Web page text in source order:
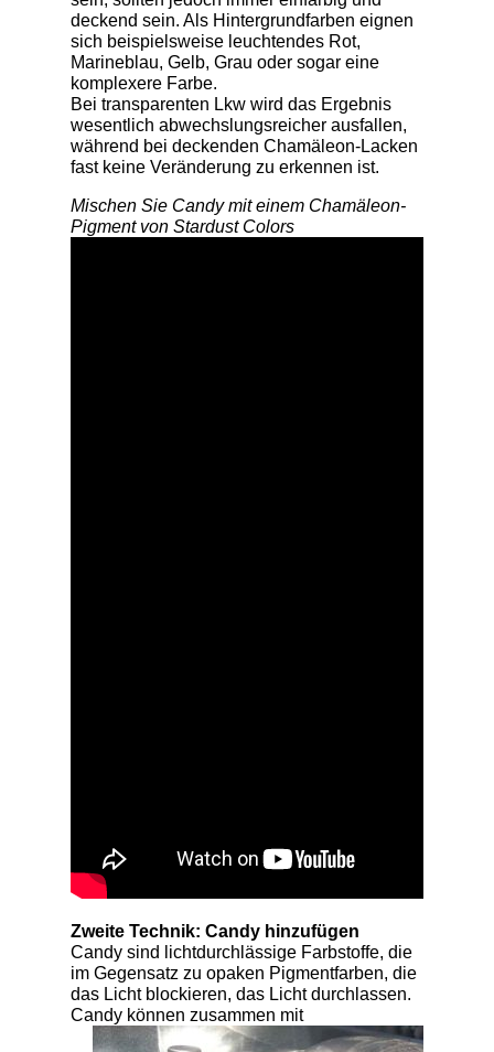
deckend sein. Als Hintergrundfarben eignen
sich beispielsweise leuchtendes Rot,
Marineblau, Gelb, Grau oder sogar eine
komplexere Farbe.
Bei transparenten Lkw wird das Ergebnis
wesentlich abwechslungsreicher ausfallen,
während bei deckenden Chamäleon-Lacken
fast keine Veränderung zu erkennen ist.
Mischen Sie Candy mit einem Chamäleon-
Pigment von Stardust Colors
Zweite Technik: Candy hinzufügen
Candy sind lichtdurchlässige Farbstoffe, die
im Gegensatz zu opaken Pigmentfarben, die
das Licht blockieren, das Licht durchlassen.
Candy können zusammen mit